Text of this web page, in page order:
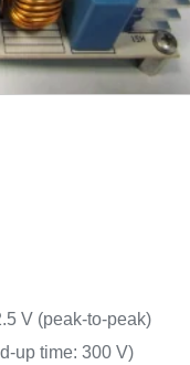
V (peak-to-peak)
up time: 300 V)